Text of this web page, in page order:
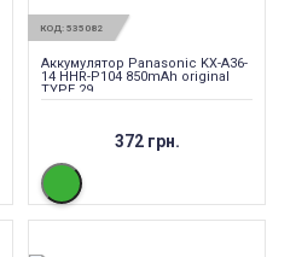
КОД: 535082
Аккумулятор Panasonic KX-A36-
14 HHR-P104 850mAh original
TYPE 29
372 грн.